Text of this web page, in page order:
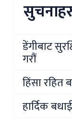
डेंगीबाट
गरौं
हिंसा
हार्दिक बधाई